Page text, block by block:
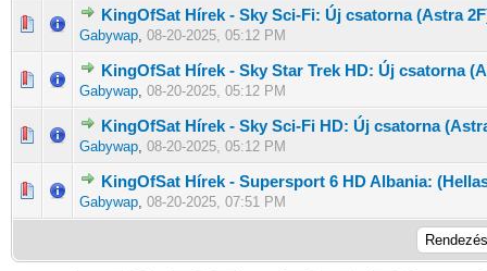
KingOfSat Hírek - Sky Sci-Fi: Új csatorna (Astra
Gabywap, 08-20-2025, 05:12 PM
0 Szavazat - 0 / 5 átlagban
1234 5
KingOfSat Hírek - Sky Star Trek HD: Új csatorna
Gabywap, 08-20-2025, 05:12 PM
0 Szavazat - 0 / 5 átlagban
1234 5
KingOfSat Hírek - Sky Sci-Fi HD: Új csatorna
Gabywap, 08-20-2025, 05:12 PM
0 Szavazat - 0 / 5 átlagban
1234 5
KingOfSat Hírek - Supersport 6 HD Albania:
Gabywap, 08-20-2025, 07:51 PM
0 Szavazat - 0 / 5 átlagban
12345